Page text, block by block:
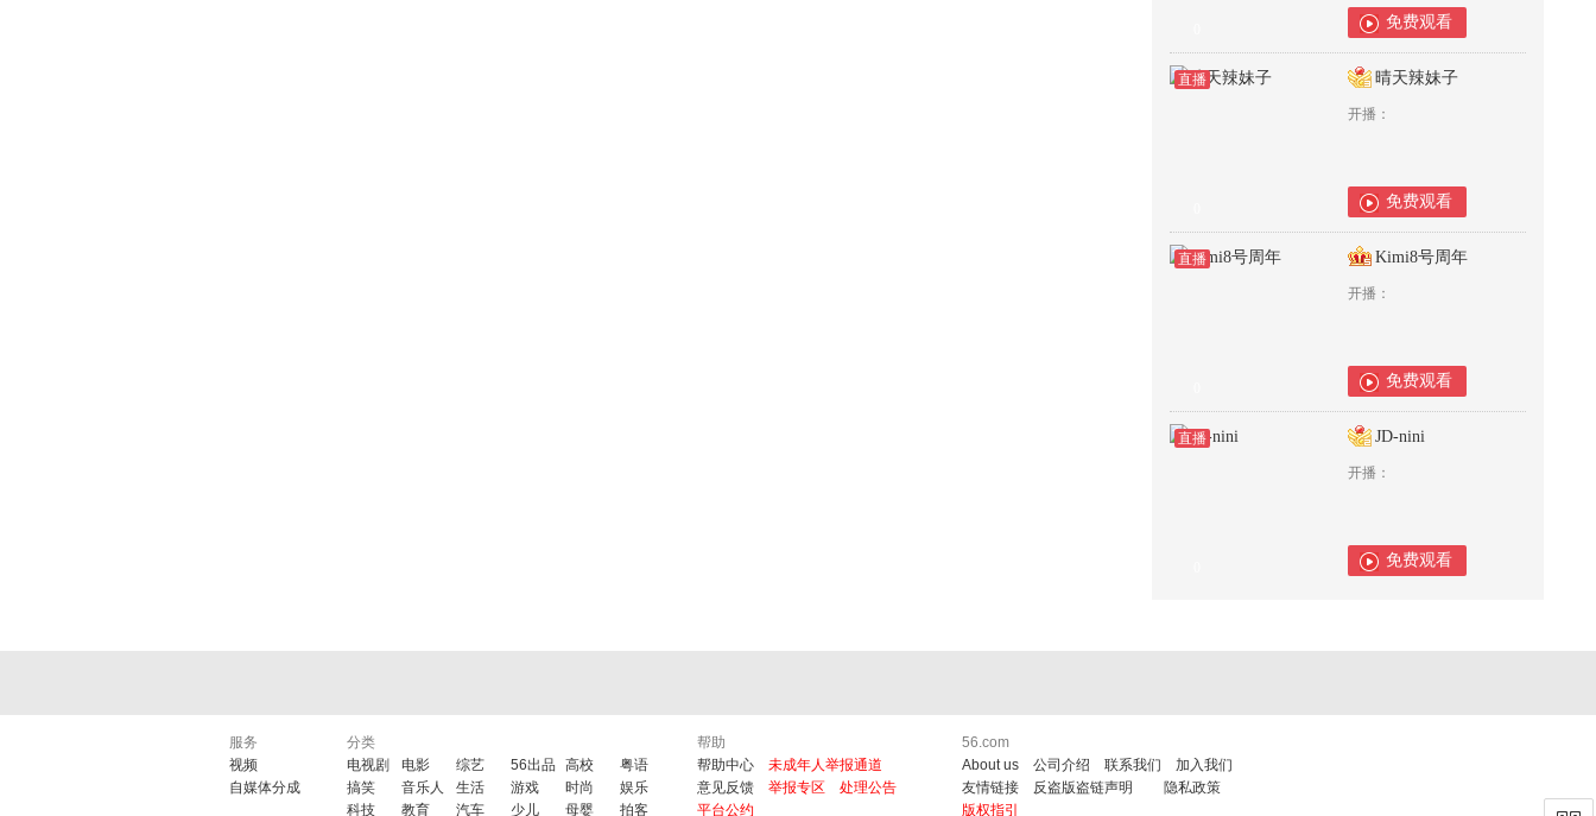
免费观看
直播 晴天辣妹子
开播：
免费观看
直播 Kimi8号周年
开播：
免费观看
直播 JD-nini
开播：
免费观看
服务
视频
自媒体分成
分类
电视剧
电影 综艺 56出品 高校
粤语
搞笑
音乐人 生活 游戏 时尚
娱乐
科技
教育 汽车 少儿 母婴 拍客
帮助
帮助中心
未成年人举报通道
意见反馈
举报专区
处理公告
平台公约
56.com
About us
公司介绍 联系我们
加入我们
友情链接
反盗版盗链声明
隐私政策
版权指引